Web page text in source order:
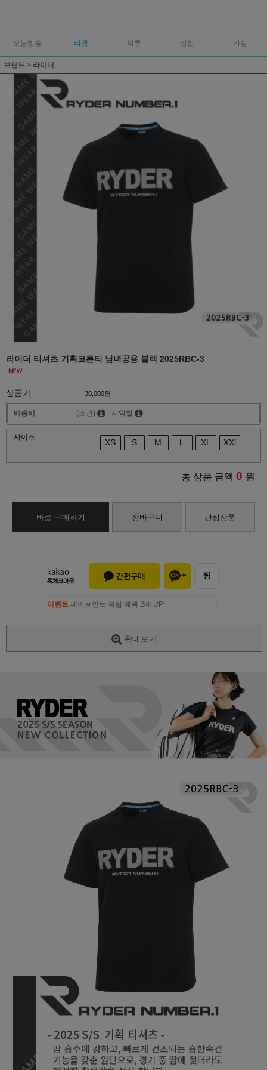
오늘발송 라켓 의류 신발 가방
브랜드 > 라이더
라이더 티셔츠 기획코튼티 남녀공용 블랙 2025RBC-3
상품가 30,000원
배송비 (조건) 지역별
사이즈
XS S M L XL XXl
총 상품 금액 0 원
바로 구매하기 장바구니 관심상품
이벤트 페이포인트 적립 혜택 2배 UP!
확대보기